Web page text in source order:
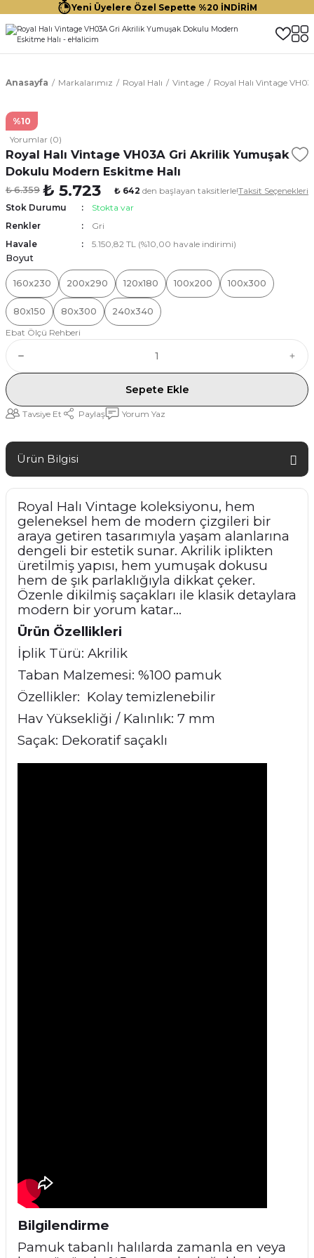
Yeni Üyelere Özel Sepette %20 İNDİRİM
Anasayfa Markalarımız Royal Halı Vintage Royal Halı Vintage
%10
Yorumlar (0)
Royal Halı Vintage VH03A Gri Akrilik Yumuşak
Dokulu Modern Eskitme Halı
₺ 6.359 ₺ 5.723 ₺ 642 den başlayan taksitlerle!Taksit Seçenekleri
Stok Durumu
Stokta var
Renkler
Gri
Havale
5.150,82 TL (%10,00 havale indirimi)
Boyut
160x230 200x290 120x180 100x200 100x300
80x150 80x300
240x340
Ebat Ölçü Rehberi
Sepete Ekle
Tavsiye Et Paylaş Yorum Yaz
Ürün Bilgisi
Royal Halı Vintage koleksiyonu, hem
geleneksel hem de modern çizgileri bir
araya getiren tasarımıyla yaşam alanlarına
dengeli bir estetik sunar. Akrilik iplikten
üretilmiş yapısı, hem yumuşak dokusu
hem de şık parlaklığıyla dikkat çeker.
Özenle dikilmiş saçakları ile klasik detaylara
modern bir yorum katar…
Ürün Özellikleri
İplik Türü: Akrilik
Taban Malzemesi: %100 pamuk
Özellikler: Kolay temizlenebilir
Hav Yüksekliği / Kalınlık: 7 mm
Saçak: Dekoratif saçaklı
Bilgilendirme
Pamuk tabanlı halılarda zamanla en veya